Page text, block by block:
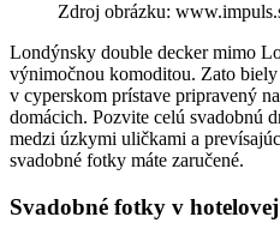
Zdroj obrázku:
Londýnsky double decker mimo
výnimočnou komoditou. Zato
v cyperskom prístave pripravený
domácich. Pozvite celú svadobnú
medzi úzkymi uličkami a
svadobné fotky máte zaručené.
Svadobné fotky v